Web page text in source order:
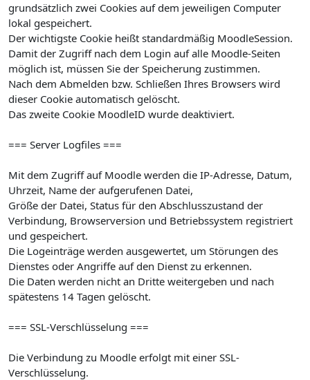
grundsätzlich zwei Cookies auf dem jeweiligen Computer
lokal gespeichert.
Der wichtigste Cookie heißt standardmäßig MoodleSession.
Damit der Zugriff nach dem Login auf alle Moodle-Seiten
möglich ist, müssen Sie der Speicherung zustimmen.
Nach dem Abmelden bzw. Schließen Ihres Browsers wird
dieser Cookie automatisch gelöscht.
Das zweite Cookie MoodleID wurde deaktiviert.
=== Server Logfiles ===
Mit dem Zugriff auf Moodle werden die IP-Adresse, Datum,
Uhrzeit, Name der aufgerufenen Datei,
Größe der Datei, Status für den Abschlusszustand der
Verbindung, Browserversion und Betriebssystem registriert
und gespeichert.
Die Logeinträge werden ausgewertet, um Störungen des
Dienstes oder Angriffe auf den Dienst zu erkennen.
Die Daten werden nicht an Dritte weitergeben und nach
spätestens 14 Tagen gelöscht.
=== SSL-Verschlüsselung ===
Die Verbindung zu Moodle erfolgt mit einer SSL-
Verschlüsselung.